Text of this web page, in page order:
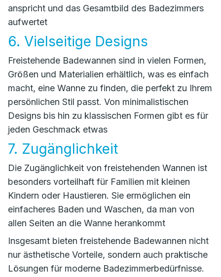
anspricht und das Gesamtbild des Badezimmers
aufwertet
6. Vielseitige Designs
Freistehende Badewannen sind in vielen Formen,
Größen und Materialien erhältlich, was es einfach
macht, eine Wanne zu finden, die perfekt zu Ihrem
persönlichen Stil passt. Von minimalistischen
Designs bis hin zu klassischen Formen gibt es für
jeden Geschmack etwas
7. Zugänglichkeit
Die Zugänglichkeit von freistehenden Wannen ist
besonders vorteilhaft für Familien mit kleinen
Kindern oder Haustieren. Sie ermöglichen ein
einfacheres Baden und Waschen, da man von
allen Seiten an die Wanne herankommt
Insgesamt bieten freistehende Badewannen nicht
nur ästhetische Vorteile, sondern auch praktische
Lösungen für moderne Badezimmerbedürfnisse.